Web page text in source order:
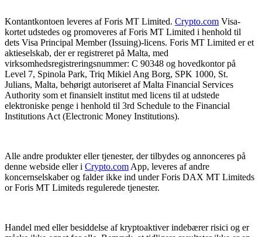
Kontantkontoen leveres af Foris MT Limited. Crypto.com Visa-
kortet udstedes og promoveres af Foris MT Limited i henhold til
dets Visa Principal Member (Issuing)-licens. Foris MT Limited er et
aktieselskab, der er registreret på Malta, med
virksomhedsregistreringsnummer: C 90348 og hovedkontor på
Level 7, Spinola Park, Triq Mikiel Ang Borg, SPK 1000, St.
Julians, Malta, behørigt autoriseret af Malta Financial Services
Authority som et finansielt institut med licens til at udstede
elektroniske penge i henhold til 3rd Schedule to the Financial
Institutions Act (Electronic Money Institutions).
Alle andre produkter eller tjenester, der tilbydes og annonceres på
denne webside eller i Crypto.com App, leveres af andre
koncernselskaber og falder ikke ind under Foris DAX MT Limiteds
or Foris MT Limiteds regulerede tjenester.
Handel med eller besiddelse af kryptoaktiver indebærer risici og er